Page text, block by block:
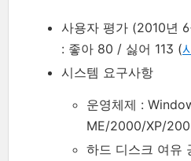
사용자 평가 (2010년
: 좋아 80 / 싫어 113 (
시스템 요구사항
운영체제 :
ME/2000/XP/
하드 디스크 여유